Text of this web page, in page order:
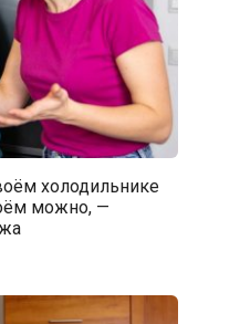
холодильнике
можно, —